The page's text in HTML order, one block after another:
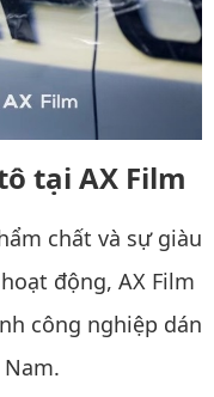
tại AX Film
chất và sự giàu
động, AX Film
công nghiệp dán